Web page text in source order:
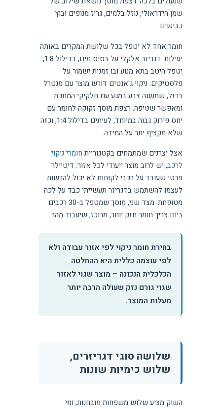
שמן הידראולי, נוזל בלמים, גריז מנופים ובוץ
כבישים.
חומר אחד לא יטפל בכל שלושת המקרים באותה
יעילות. דגריזר אלקלי על בסיס מים, בדילול 1:8,
יטפל היטב בתא מנוע ובו זמנית ישמור על
פלסטיקים. ניקוי ג'אנטים דורש מוצר עם מנטרל
ברזל, שמשנה צבע במגע עם חלקיקי המתכת
ומאפשר שטיפה. רצפת מוסך זקוקה לחומר עם
יחס פירוק גבוה במיוחד, לעיתים בדילול 1:4, וכזה
שלא מקציף יתר על המידה.
אצל יצרנים שמתמחים בקטגוריית חומרי ניקוי
לרכב, יש לרוב מוצר ייעודי לכל אזור. דיטיילר
פרטי שעובד על רכבי לקוחות לא יכול להרשות
לעצמו להשתמש בדגריזר תעשייתי כבד על לכה
מטופחת. מצד שני, מוסך שמטפל ב-30 רכבים
ביום צריך חומר חזק יותר, מרוכז, שיעבוד מהר.
בחירת חומר ניקוי לפי אזור עבודה ולא
לפי עוצמה כללית היא ההחלטה
הכלכלית הנכונה – מוצר שגוי לאזור
שגוי גורם נזק שעולה הרבה יותר
מעלות המוצר.
שלושה סוגי דגריזרים,
שלוש כימיות שונות
השוק מציע שלוש משפחות מובחנות, ומי